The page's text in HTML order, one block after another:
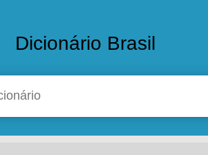
Dicionário Brasil